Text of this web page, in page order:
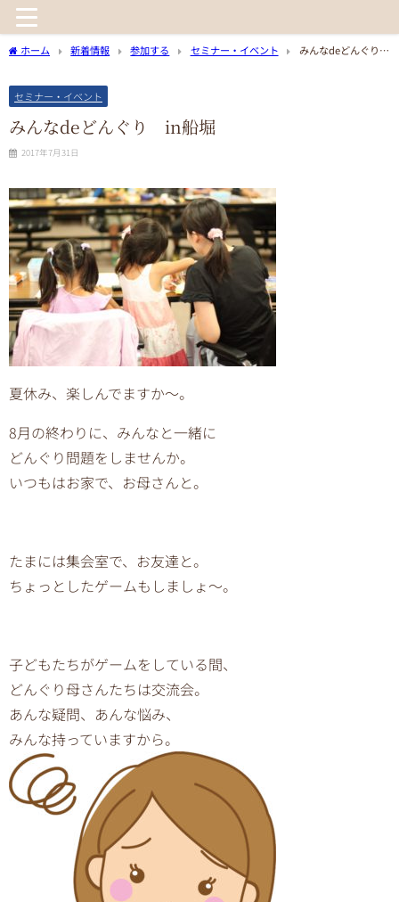
ホーム 新着情報 参加する セミナー・イベント
みんなdeどんぐり
セミナー・イベント
みんなdeどんぐり in船堀
2017年7月31日
夏休み、楽しんでますか～。
8月の終わりに、みんなと一緒に
どんぐり問題をしませんか。
いつもはお家で、お母さんと。
たまには集会室で、お友達と。
ちょっとしたゲームもしましょ～。
子どもたちがゲームをしている間、
どんぐり母さんたちは交流会。
あんな疑問、あんな悩み、
みんな持っていますから。